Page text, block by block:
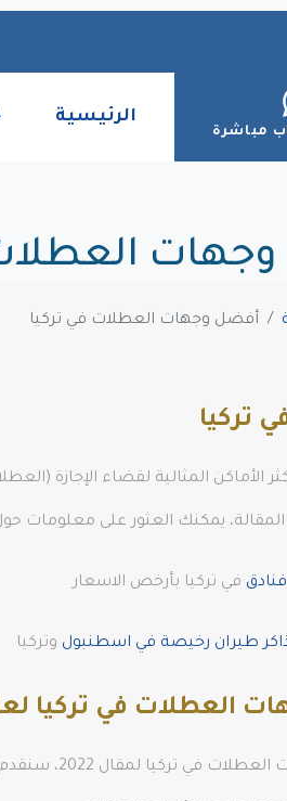
مباشرة
الرئيسية
أفضل وجهات العطلات في تركيا
تركيا
الأماكن المثالية لقضاء الإجازة
المقالة، يمكنك العثور على
في تركيا بأرخص الاسعار
طيران رخيصة في اسطنبول وتركيا
العطلات في تركيا لعام
في أفضل